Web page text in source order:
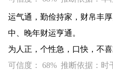
运气通，勤俭持家，财帛丰
中、晚年财运亨通。
为人正，个性急，口快，不
可信度： 68% 推断依据：时